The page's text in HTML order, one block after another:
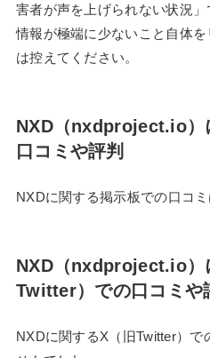
害者が声を上げられない状況」
情報が極端に少ないこと自体
は控えてください。
NXD（nxdproject.io）
口コミや評判
NXDに関する掲示板での口コ
NXD（nxdproject.io）
Twitter）での口コミや
NXDに関するX（旧Twitter）で